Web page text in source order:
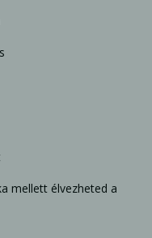
mellett élvezheted a